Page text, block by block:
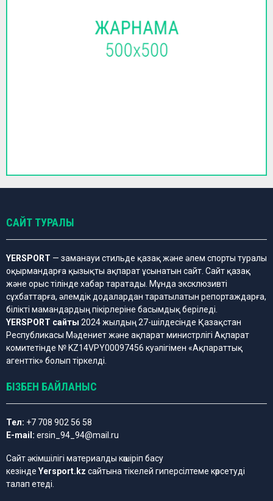
САЙТ ТУРАЛЫ
YERSPORT — заманауи стильде қазақ және әлем спорты туралы
оқырмандарға қызықты ақпарат ұсынатын сайт. Сайт қазақ
және орыс тілінде хабар таратады. Мұнда эксклюзивті
сұхбаттарға, әлемдік додалардан таратылатын репортаждарға,
білікті мамандардың пікірлеріне басымдық беріледі.
YERSPORT сайты 2024 жылдың 27-шілдесінде Қазақстан
Республикасы Мәдениет және ақпарат министрлігі Ақпарат
комитетінде № KZ14VPY00097456 куәлігімен «Ақпараттық
агенттік» болып тіркелді.
БІЗБЕН БАЙЛАНЫС
Тел: +7 708 902 56 58
E-mail: ersin_94_94@mail.ru
Сайт әкімшілігі материалды көшіріп басу
кезінде Yersport.kz сайтына тікелей гиперсілтеме көрсетуді
талап етеді.